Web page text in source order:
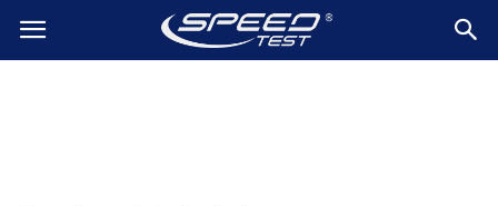
SpeedTest.pl